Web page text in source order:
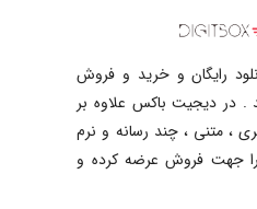
رایگان و خرید و فروش
. در دیجیت باکس علاوه بر
، متنی ، چند رسانه و نرم
را جهت فروش عرضه کرده و